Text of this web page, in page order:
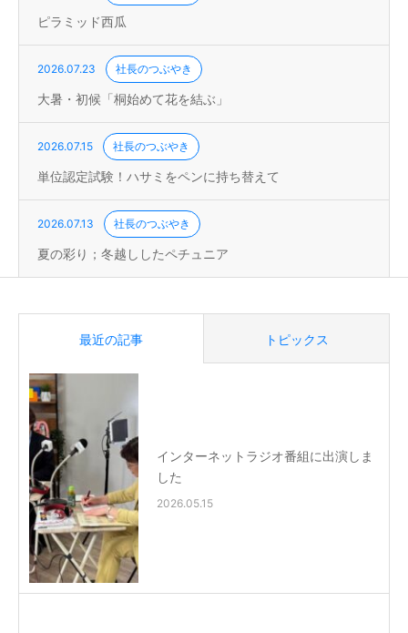
ピラミッド西瓜
2026.07.23 社長のつぶやき
大暑・初候「桐始めて花を結ぶ」
2026.07.15 社長のつぶやき
単位認定試験！ハサミをペンに持ち替えて
2026.07.13 社長のつぶやき
夏の彩り；冬越ししたペチュニア
最近の記事 トピックス
インターネットラジオ番組に出演しま
した
2026.05.15